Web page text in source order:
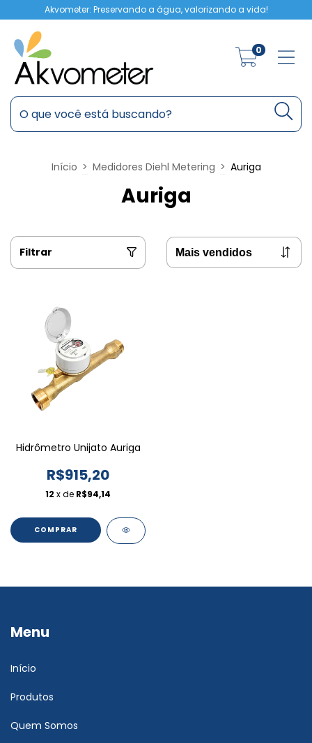
Akvometer: Preservando a água, valorizando a vida!
0
Início > Medidores Diehl Metering > Auriga
Auriga
Filtrar
Hidrômetro Unijato Auriga
R$915,20
12 x de R$94,14
COMPRAR
Menu
Início
Produtos
Quem Somos